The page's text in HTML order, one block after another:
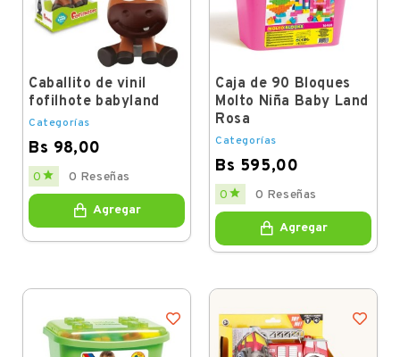
Caballito de vinil
fofilhote babyland
Categorías
Bs 98,00
Price
0  0 Reseñas
Agregar
Caja de 90 Bloques
Molto Niña Baby Land
Rosa
Categorías
Bs 595,00
Price
0  0 Reseñas
Agregar